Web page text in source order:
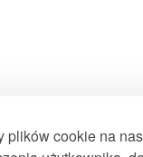
plików cookie na